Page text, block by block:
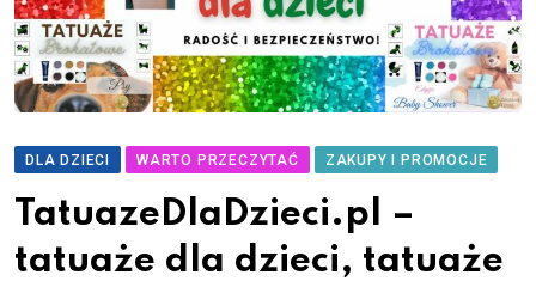
DLA DZIECI WARTO PRZECZYTAĆ ZAKUPY I PROMOCJE
TatuazeDlaDzieci.pl –
tatuaże dla dzieci, tatuaże